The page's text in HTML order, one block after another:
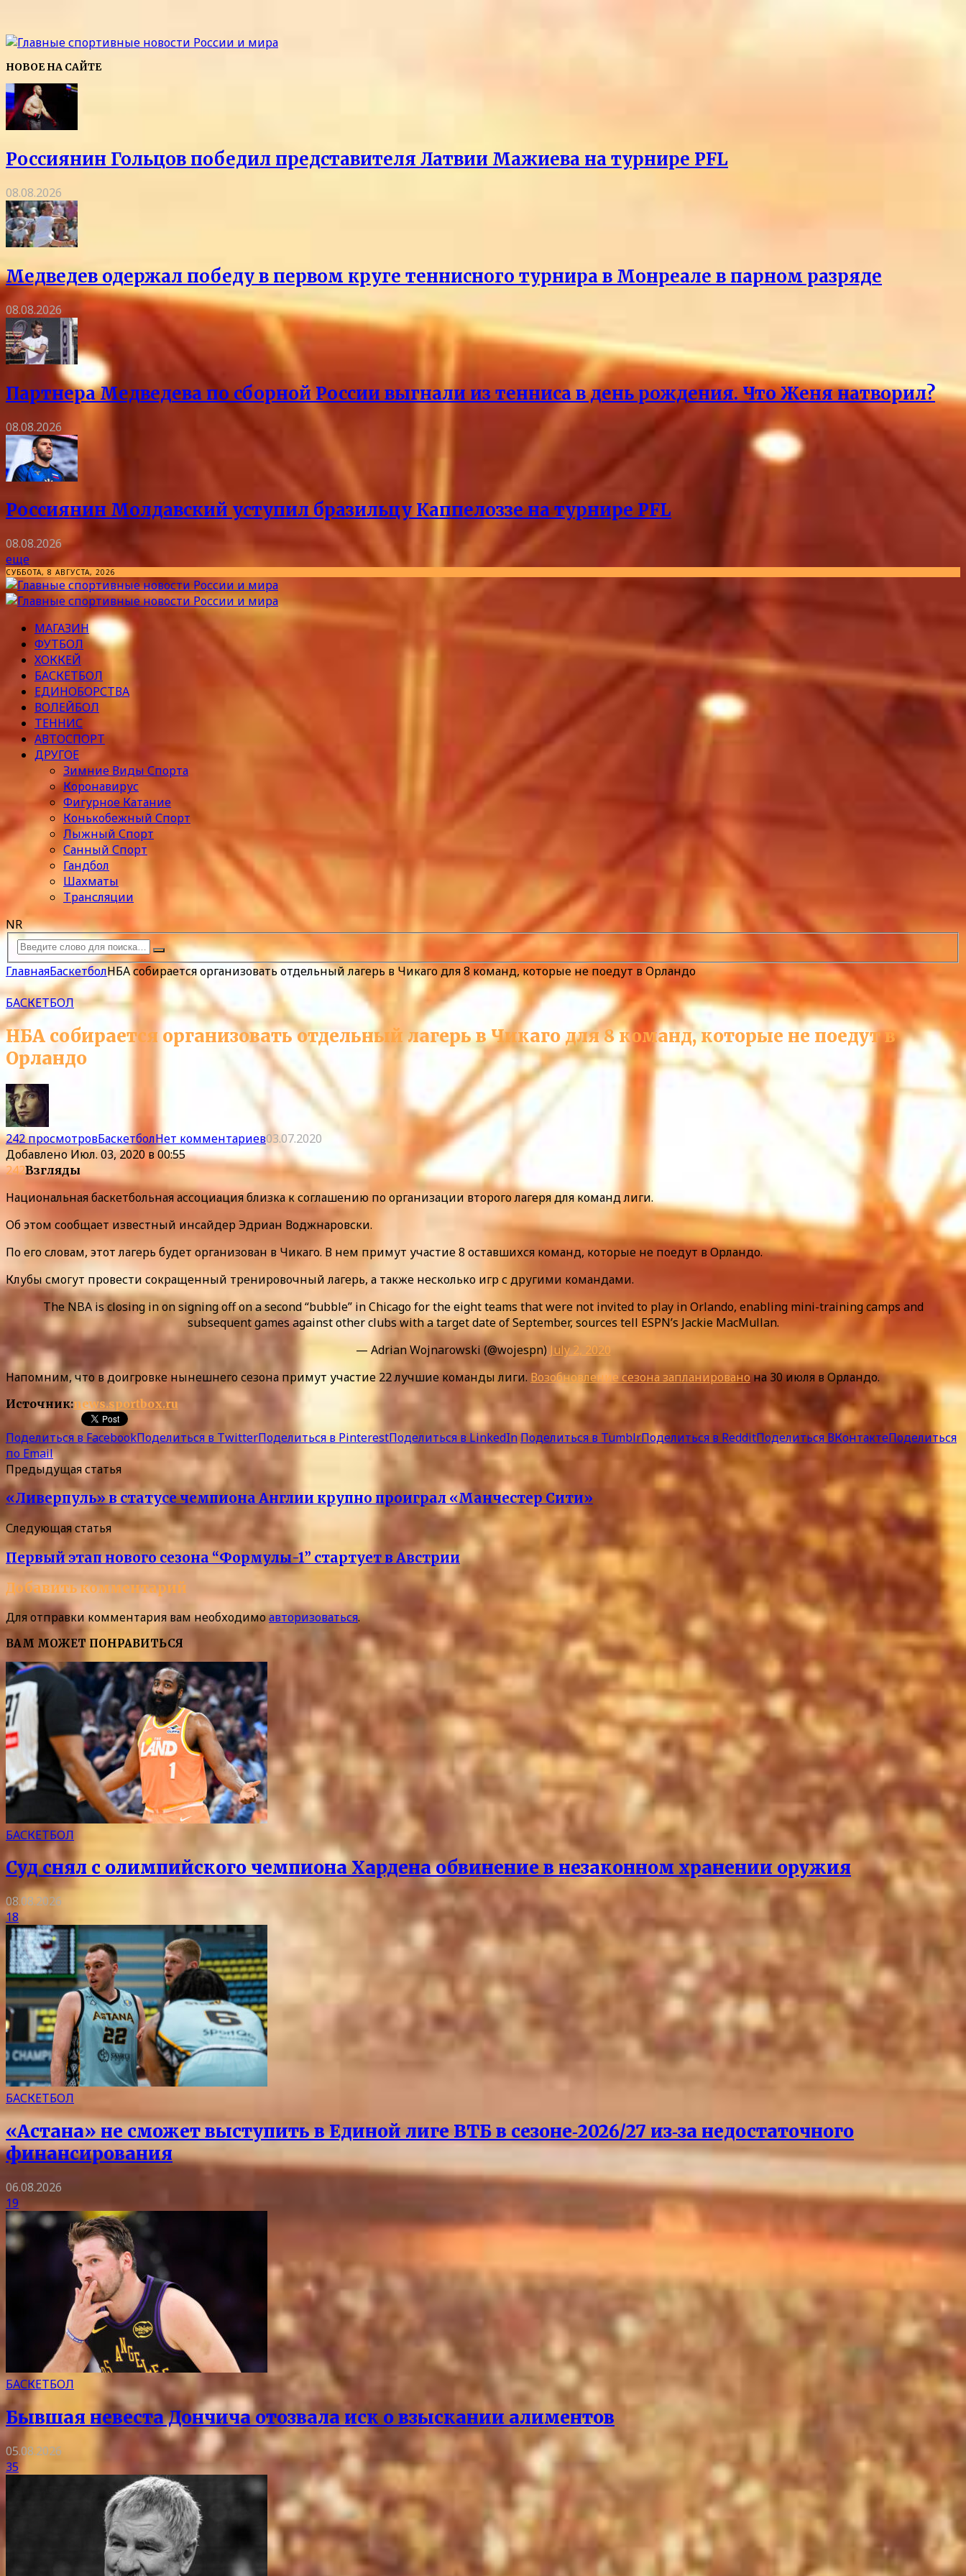
НОВОЕ НА САЙТЕ
Россиянин Гольцов победил представителя Латвии Мажиева на турнире PFL
08.08.2026
Медведев одержал победу в первом круге теннисного турнира в Монреале в парном разряде
08.08.2026
Партнера Медведева по сборной России выгнали из тенниса в день рождения. Что Женя натворил?
08.08.2026
Россиянин Молдавский уступил бразильцу Каппелоззе на турнире PFL
08.08.2026
еще
СУББОТА, 8 АВГУСТА, 2026
МАГАЗИН
ФУТБОЛ
ХОККЕЙ
БАСКЕТБОЛ
ЕДИНОБОРСТВА
ВОЛЕЙБОЛ
ТЕННИС
АВТОСПОРТ
ДРУГОЕ
Зимние Виды Спорта
Коронавирус
Фигурное Катание
Конькобежный Спорт
Лыжный Спорт
Санный Спорт
Гандбол
Шахматы
Трансляции
NR
ГлавнаяБаскетболНБА собирается организовать отдельный лагерь в Чикаго для 8 команд, которые не поедут в Орландо
БАСКЕТБОЛ
НБА собирается организовать отдельный лагерь в Чикаго для 8 команд, которые не поедут в
Орландо
242 просмотровБаскетболНет комментариев03.07.2020
Добавлено Июл. 03, 2020 в 00:55
242Взгляды
Национальная баскетбольная ассоциация близка к соглашению по организации второго лагеря для команд лиги.
Об этом сообщает известный инсайдер Эдриан Воджнаровски.
По его словам, этот лагерь будет организован в Чикаго. В нем примут участие 8 оставшихся команд, которые не поедут в Орландо.
Клубы смогут провести сокращенный тренировочный лагерь, а также несколько игр с другими командами.
The NBA is closing in on signing off on a second “bubble” in Chicago for the eight teams that were not invited to play in Orlando, enabling mini-training camps and
subsequent games against other clubs with a target date of September, sources tell ESPN’s Jackie MacMullan.
— Adrian Wojnarowski (@wojespn) July 2, 2020
Напомним, что в доигровке нынешнего сезона примут участие 22 лучшие команды лиги. Возобновление сезона запланированона 30 июля в Орландо.
Источник:news.sportbox.ru
Поделиться в FacebookПоделиться в TwitterПоделиться в PinterestПоделиться в LinkedIn Поделиться в TumblrПоделиться в RedditПоделиться ВКонтактеПоделиться
по Email
Предыдущая статья
«Ливерпуль» в статусе чемпиона Англии крупно проиграл «Манчестер Сити»
Следующая статья
Первый этап нового сезона “Формулы-1” стартует в Австрии
Добавить комментарий
Для отправки комментария вам необходимоавторизоваться.
ВАМ МОЖЕТ ПОНРАВИТЬСЯ
БАСКЕТБОЛ
Суд снял с олимпийского чемпиона Хардена обвинение в незаконном хранении оружия
08.08.2026
18
БАСКЕТБОЛ
«Астана» не сможет выступить в Единой лиге ВТБ в сезоне‑2026/27 из‑за недостаточного
финансирования
06.08.2026
19
БАСКЕТБОЛ
Бывшая невеста Дончича отозвала иск о взыскании алиментов
05.08.2026
35